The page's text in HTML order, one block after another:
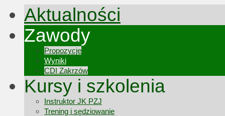
Aktualności
Zawody
Propozycje
Wyniki
CDI Zakrzów
Kursy i szkolenia
Instruktor JK PZJ
Trening i sędziowanie